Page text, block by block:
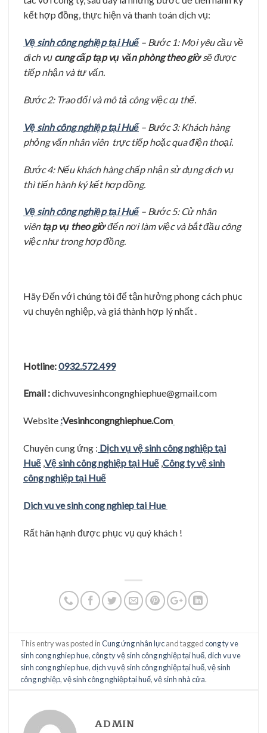
kết hợp đồng, thực hiện và thanh toán dịch vụ:
Vệ sinh công nghiệp tại Huế– Bước 1: Mọi yêu cầu về
dịch vụ cung cấp tạp vụ văn phòng theo giờsẽ được
tiếp nhận và tư vấn.
Bước 2: Trao đổi và mô tả công việc cụ thể.
Vệ sinh công nghiệp tại Huế– Bước 3: Khách hàng
phỏng vấn nhân viên trực tiếp hoặc qua điện thoại.
Bước 4: Nếu khách hàng chấp nhận sử dụng dịch vụ
thì tiến hành ký kết hợp đồng.
Vệ sinh công nghiệp tại Huế– Bước 5: Cử nhân
viên tạp vụ theo giờđến nơi làm việc và bắt đầu công
việc như trong hợp đồng.
Hãy Đến với chúng tôi để tận hưởng phong cách phục
vụ chuyên nghiệp, và giá thành hợp lý nhất .
Hotline:0932.572.499
Email :dichvuvesinhcongnghiephue@gmail.com
Website :Vesinhcongnghiephue.Com
Chuyên cung ứng : Dịch vụ vệ sinh công nghiệp tại
Huế ,Vệ sinh công nghiệp tại Huế ,Công ty vệ sinh
công nghiệp tại Huế
Dich vu ve sinh cong nghiep tai Hue
Rất hân hạnh được phục vụ quý khách !
This entry was posted inCung ứng nhân lựcand taggedcong ty ve
sinh cong nghiep hue,công ty vệ sinh công nghiệp tại huế,dich vu ve
sinh cong nghiep hue,dịch vụ vệ sinh công nghiệp tại huế,vệ sinh
công nghiệp,vệ sinh công nghiệp tại huế,vệ sinh nhà cửa.
ADMIN